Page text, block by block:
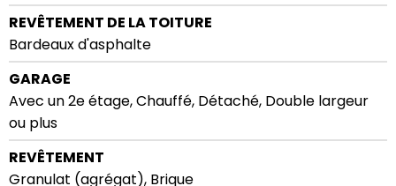
REVÊTEMENT DE LA TOITURE
Bardeaux d'asphalte
GARAGE
Avec un 2e étage, Chauffé, Détaché, Double largeur
ou plus
REVÊTEMENT
Granulat (agrégat), Brique